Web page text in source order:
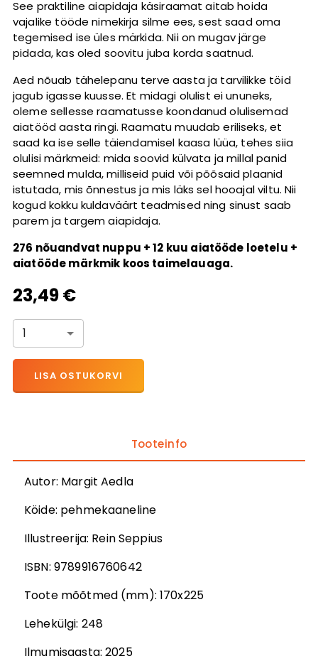
See praktiline aiapidaja käsiraamat aitab hoida
vajalike tööde nimekirja silme ees, sest saad oma
tegemised ise üles märkida. Nii on mugav järge
pidada, kas oled soovitu juba korda saatnud.
Aed nõuab tähelepanu terve aasta ja tarvilikke töid
jagub igasse kuusse. Et midagi olulist ei ununeks,
oleme sellesse raamatusse koondanud olulisemad
aiatööd aasta ringi. Raamatu muudab eriliseks, et
saad ka ise selle täiendamisel kaasa lüüa, tehes siia
olulisi märkmeid: mida soovid külvata ja millal panid
seemned mulda, milliseid puid või põõsaid plaanid
istutada, mis õnnestus ja mis läks sel hooajal viltu. Nii
kogud kokku kuldaväärt teadmised ning sinust saab
parem ja targem aiapidaja.
276 nõuandvat nuppu + 12 kuu aiatööde loetelu +
aiatööde märkmik koos taimelauaga.
23,49 €
1
LISA OSTUKORVI
Tooteinfo
Autor: Margit Aedla
Köide: pehmekaaneline
Illustreerija: Rein Seppius
ISBN: 9789916760642
Toote mõõtmed (mm):170x225
Lehekülgi: 248
Ilmumisaasta:2025